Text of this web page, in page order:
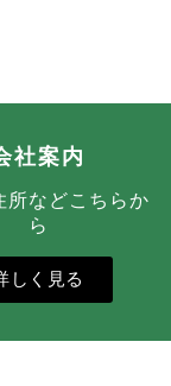
社案内
所などこちらか
ら
しく見る